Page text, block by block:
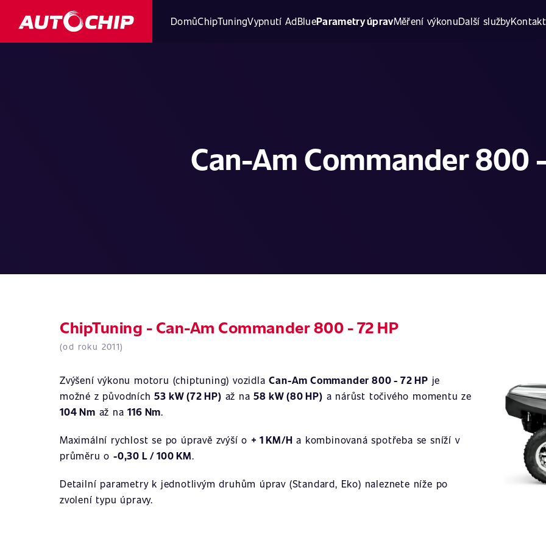
DomůChipTuningVypnutí AdBlueParametry úpravMěření výkonuDalší službyKontakt
Can-Am Commander 800
ChipTuning - Can-Am Commander 800 - 72 HP
(od roku 2011)
Zvýšení výkonu motoru (chiptuning) vozidlaCan-Am Commander 800 - 72 HP je
možné z původních53 kW (72 HP) až na58 kW (80 HP) a nárůst točivého momentu ze
104 Nm až na116 Nm.
Maximální rychlost se po úpravě zvýší o + 1 KM/H a kombinovaná spotřeba se sníží v
průměru o-0,30 L / 100 KM.
Detailní parametry k jednotlivým druhům úprav (Standard, Eko) naleznete níže po
zvolení typu úpravy.